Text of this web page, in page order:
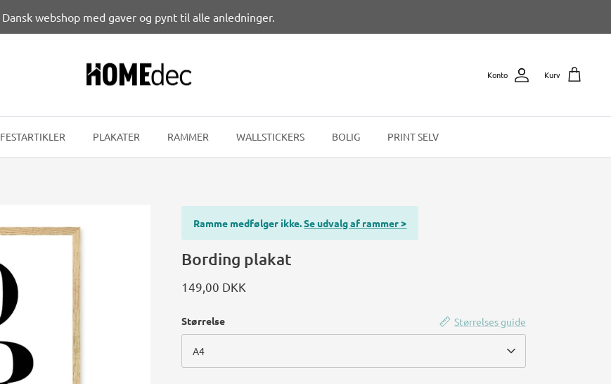
Dansk webshop med gaver og pynt til alle anledninger.
Konto Kurv
FESTARTIKLER PLAKATER RAMMER WALLSTICKERS BOLIG PRINT SELV
Ramme medfølger ikke.Se udvalg af rammer >
Bording plakat
149,00 DKK
Størrelses guide
Størrelse
A4